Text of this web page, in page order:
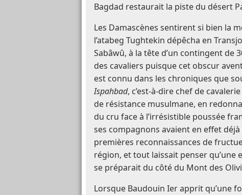
Bagdad restaurait la piste du désert
Les Damascènes sentirent si bien la
l’atabeg Tughtekin dépêcha en
Sabâwû, à la tête d’un contingent de
des cavaliers puisque cet obscur
est connu dans les chroniques que
Ispahbad, c’est-à-dire chef de
de résistance musulmane, en
du cru face à l’irrésistible poussée
ses compagnons avaient en effet
premières reconnaissances de
région, et tout laissait penser
se préparait du côté du Mont des
Lorsque Baudouin Ier apprit qu’une